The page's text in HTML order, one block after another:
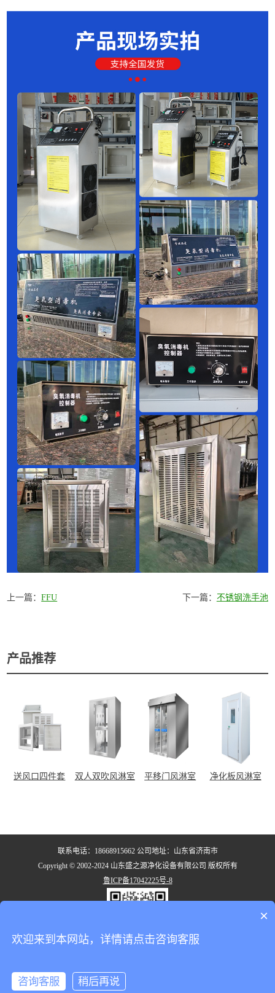
上一篇：FFU 下一篇： 不锈钢洗手池
产品推荐
送风口四件套 双人双吹风淋室 平移门风淋室 净化板风淋室
联系电话：18668915662 公司地址：山东省济南市
Copyright © 2002-2024 山东盛之源净化设备有限公司 版权所有
鲁ICP备17042225号-8
×
欢迎来到本网站，详情请点击咨询客服
咨询客服 稍后再说